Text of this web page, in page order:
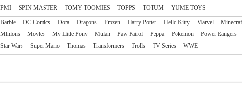
PMI
SPIN MASTER TOMY TOOMIES TOPPS TOTUM YUME TOYS
Barbie DC Comics Dora Dragons Frozen Harry Potter Hello Kitty Marvel
Minions
Movies My Little Pony Mulan Paw Patrol Peppa Pokemon Power Rangers
Star Wars
Super Mario Thomas Transformers Trolls TV Series WWE